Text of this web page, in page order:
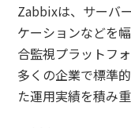
Zabbixは、サーバ
ケーションなどを
合監視プラットフォ
多くの企業で標準
た運用実績を積み重